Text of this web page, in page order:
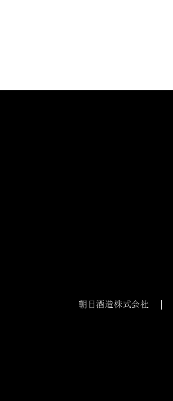
朝日酒造株式会社